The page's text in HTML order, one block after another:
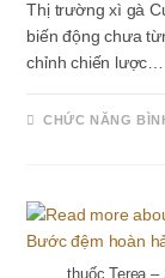
Thị trường xì gà
biến động chưa
chỉnh chiến lược…
CHỨC NĂNG
thuốc Terea